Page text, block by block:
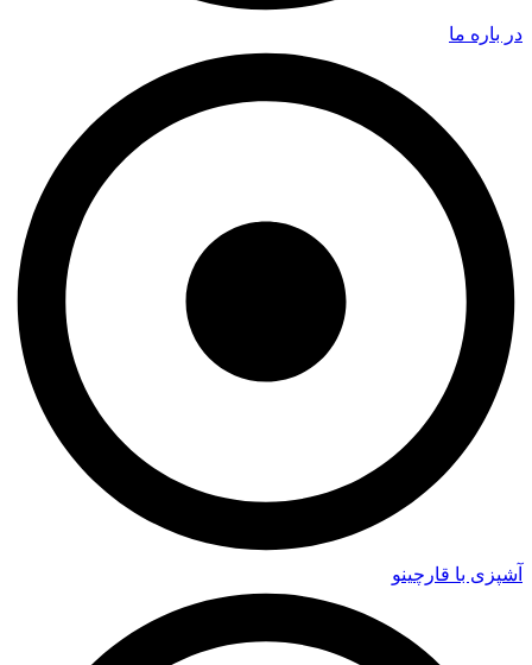
در باره ما
آشپزی با قارچینو